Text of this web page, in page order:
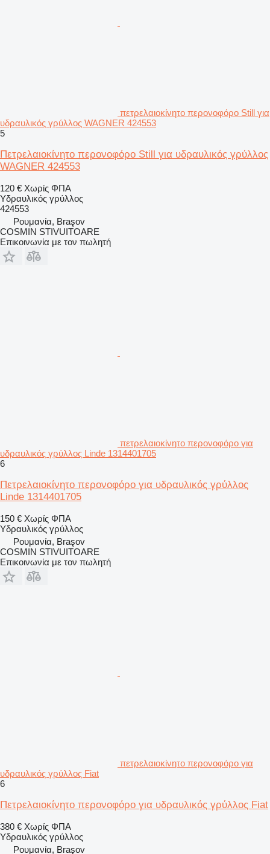
πετρελαιοκίνητο περονοφόρο Still για
υδραυλικός γρύλλος WAGNER 424553
5
Πετρελαιοκίνητο περονοφόρο Still για υδραυλικός γρύλλος
WAGNER 424553
120 € Χωρίς ΦΠΑ
Υδραυλικός γρύλλος
424553
Ρουμανία, Braşov
COSMIN STIVUITOARE
Επικοινωνία με τον πωλητή
πετρελαιοκίνητο περονοφόρο για
υδραυλικός γρύλλος Linde 1314401705
6
Πετρελαιοκίνητο περονοφόρο για υδραυλικός γρύλλος
Linde 1314401705
150 € Χωρίς ΦΠΑ
Υδραυλικός γρύλλος
Ρουμανία, Braşov
COSMIN STIVUITOARE
Επικοινωνία με τον πωλητή
πετρελαιοκίνητο περονοφόρο για
υδραυλικός γρύλλος Fiat
6
Πετρελαιοκίνητο περονοφόρο για υδραυλικός γρύλλος Fiat
380 € Χωρίς ΦΠΑ
Υδραυλικός γρύλλος
Ρουμανία, Braşov